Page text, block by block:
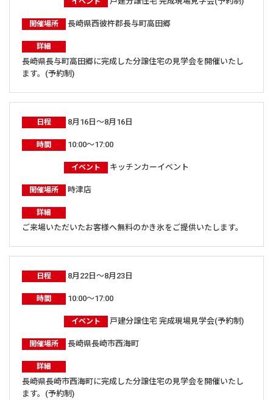
開催場所 長崎県西彼杵郡長与町高田郷
詳細
長崎県長与町高田郷に完成した分譲住宅の見学会を開催いたし
ます。(予約制)
日程 8月16日～8月16日
時間 10:00～17:00
イベント キッチンカーイベント
開催場所 時津店
詳細
ご来場いただいたお客様へ無料のかき氷をご提供いたします。
日程 8月22日～8月23日
時間 10:00～17:00
イベント 戸建分譲住宅 完成現場見学会(予約制)
開催場所 長崎県長崎市西海町
詳細
長崎県長崎市西海町に完成した分譲住宅の見学会を開催いたし
ます。(予約制)